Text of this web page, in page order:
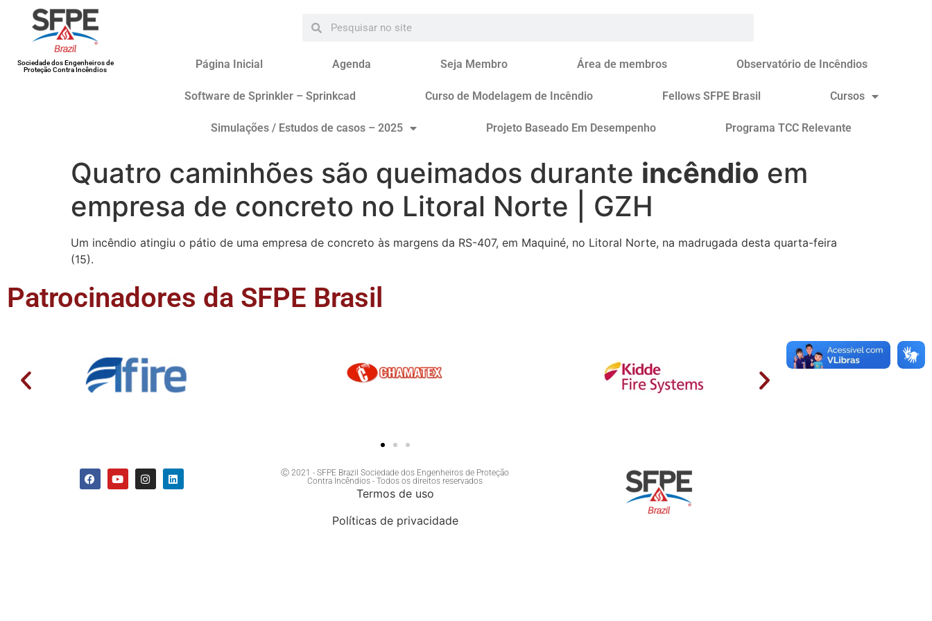
Sociedade dos Engenheiros de
Proteção Contra Incêndios
Página Inicial Agenda Seja Membro Área de membros Observatório de Incêndios
Software de Sprinkler – Sprinkcad Curso de Modelagem de Incêndio Fellows SFPE Brasil Cursos
Simulações / Estudos de casos – 2025 Projeto Baseado Em Desempenho Programa TCC Relevante
Quatro caminhões são queimados durante incêndio em
empresa de concreto no Litoral Norte | GZH
Um incêndio atingiu o pátio de uma empresa de concreto às margens da RS-407, em Maquiné, no Litoral Norte, na madrugada desta quarta-feira
(15).
Patrocinadores da SFPE Brasil
Ⓒ 2021 - SFPE Brazil Sociedade dos Engenheiros de Proteção
Contra Incêndios - Todos os direitos reservados
Termos de uso
Políticas de privacidade